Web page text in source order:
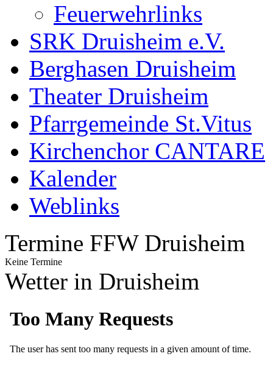
Feuerwehrlinks
SRK Druisheim e.V.
Berghasen Druisheim
Theater Druisheim
Pfarrgemeinde St.Vitus
Kirchenchor CANTARE
Kalender
Weblinks
Termine FFW Druisheim
Keine Termine
Wetter in Druisheim